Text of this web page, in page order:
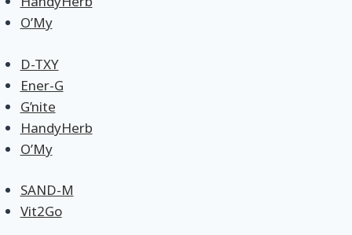
O’My
D-TXY
Ener-G
G’nite
HandyHerb
O’My
SAND-M
Vit2Go